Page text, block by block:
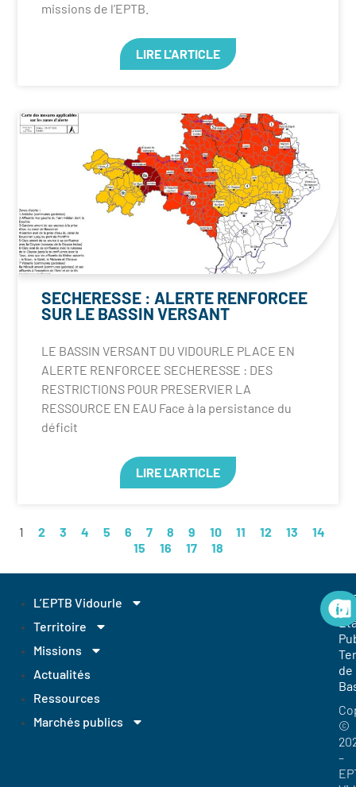
missions de l’EPTB.
LIRE L'ARTICLE
SECHERESSE : ALERTE RENFORCEE
SUR LE BASSIN VERSANT
LE BASSIN VERSANT DU VIDOURLE PLACE EN
ALERTE RENFORCEE SECHERESSE : DES
RESTRICTIONS POUR PRESERVIER LA
RESSOURCE EN EAU Face à la persistance du
déficit
LIRE L'ARTICLE
1 2 3 4 5 6 7 8 9 10 11 12 13
14
15
16 17 18
L’EPTB Vidourle
Territoire
Missions
Actualités
Ressources
Marchés publics
de
©
–